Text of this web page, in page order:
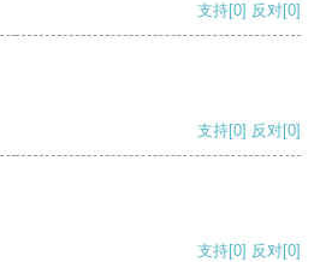
支持[0] 反对[0]
支持[0] 反对[0]
支持[0] 反对[0]